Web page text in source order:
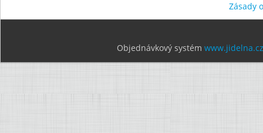
Zásady
Objednávkový systém www.jidelna.cz